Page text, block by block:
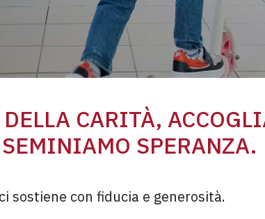
CARITÀ,
SPERANZA.
sostiene con fiducia e generosità.